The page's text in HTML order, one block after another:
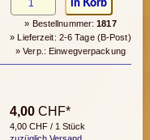
» Bestellnummer:1817
» Lieferzeit: 2-6 Tage (B-Post)
» Verp.: Einwegverpackung
4,00 CHF*
4,00 CHF / 1 Stück